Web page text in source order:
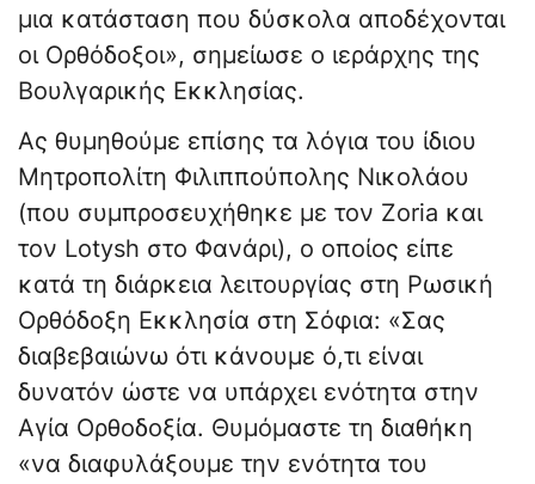
μια κατάσταση που δύσκολα αποδέχονται
οι Ορθόδοξοι», σημείωσε ο ιεράρχης της
Βουλγαρικής Εκκλησίας.
Ας θυμηθούμε επίσης τα λόγια του ίδιου
Μητροπολίτη Φιλιππούπολης Νικολάου
(που συμπροσευχήθηκε με τον Zoria και
τον Lotysh στο Φανάρι), ο οποίος είπε
κατά τη διάρκεια λειτουργίας στη Ρωσική
Ορθόδοξη Εκκλησία στη Σόφια: «Σας
διαβεβαιώνω ότι κάνουμε ό,τι είναι
δυνατόν ώστε να υπάρχει ενότητα στην
Αγία Ορθοδοξία. Θυμόμαστε τη διαθήκη
«να διαφυλάξουμε την ενότητα του